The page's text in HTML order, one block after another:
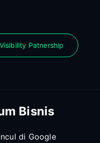
Visibility Patnership
Bisnis
di Google